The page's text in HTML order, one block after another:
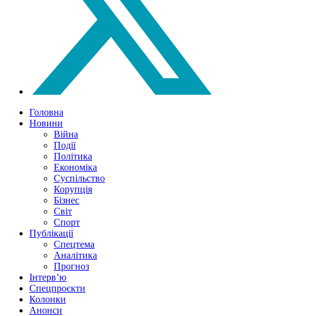
Головна
Новини
Війна
Події
Політика
Економіка
Суспільство
Корупція
Бізнес
Світ
Спорт
Публікації
Спецтема
Аналітика
Прогноз
Інтерв’ю
Спецпроєкти
Колонки
Анонси